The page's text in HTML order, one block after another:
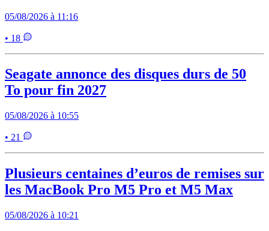
05/08/2026 à 11:16
• 18
Seagate annonce des disques durs de 50
To pour fin 2027
05/08/2026 à 10:55
• 21
Plusieurs centaines d’euros de remises sur
les MacBook Pro M5 Pro et M5 Max
05/08/2026 à 10:21